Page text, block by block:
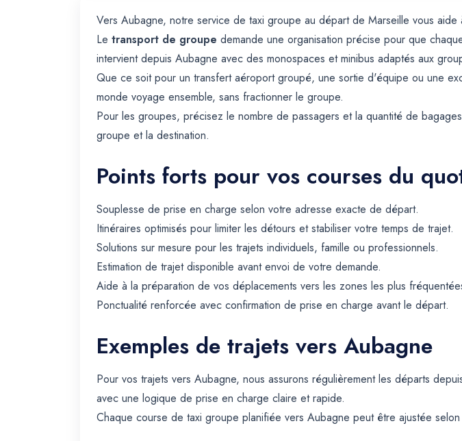
Vers Aubagne, notre service de taxi groupe au départ de Marseille vous
Le transport de groupe demande une organisation précise pour que
intervient depuis Aubagne avec des monospaces et minibus adaptés aux
Que ce soit pour un transfert aéroport groupé, une sortie d'équipe ou une
monde voyage ensemble, sans fractionner le groupe.
Pour les groupes, précisez le nombre de passagers et la quantité de
groupe et la destination.
Points forts pour vos courses du
Souplesse de prise en charge selon votre adresse exacte de départ.
Itinéraires optimisés pour limiter les détours et stabiliser votre temps de trajet.
Solutions sur mesure pour les trajets individuels, famille ou professionnels.
Estimation de trajet disponible avant envoi de votre demande.
Aide à la préparation de vos déplacements vers les zones les plus
Ponctualité renforcée avec confirmation de prise en charge avant le départ.
Exemples de trajets vers Aubagne
Pour vos trajets vers Aubagne, nous assurons régulièrement les départs
avec une logique de prise en charge claire et rapide.
Chaque course de taxi groupe planifiée vers Aubagne peut être ajustée